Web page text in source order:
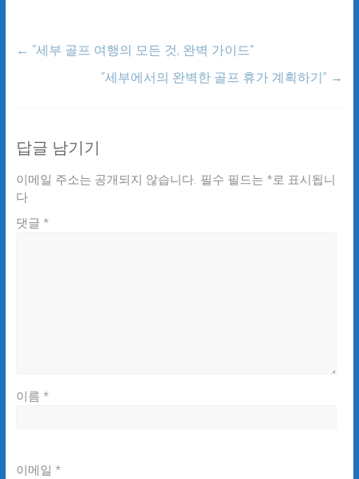
← “세부 골프 여행의 모든 것, 완벽 가이드”
“세부에서의 완벽한 골프 휴가 계획하기” →
답글 남기기
이메일 주소는 공개되지 않습니다. 필수 필드는 *로 표시됩니
다
댓글 *
이름 *
이메일 *